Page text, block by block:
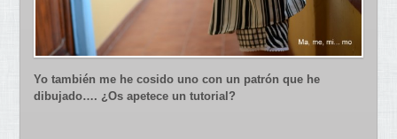
Yo también me he cosido uno con un patrón que he
dibujado…. ¿Os apetece un tutorial?